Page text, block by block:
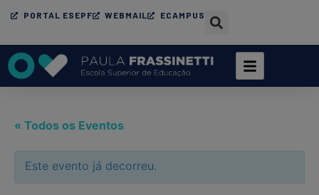
PORTAL ESEPF WEBMAIL ECAMPUS
« Todos os Eventos
Este evento já decorreu.